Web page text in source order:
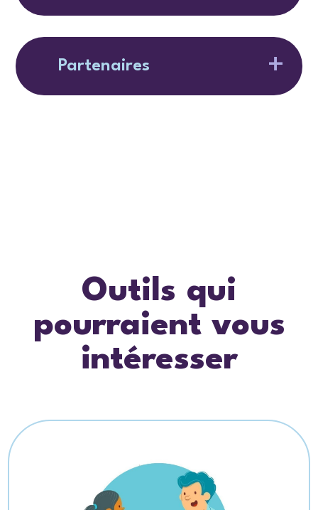
Partenaires
Outils qui
pourraient vous
intéresser